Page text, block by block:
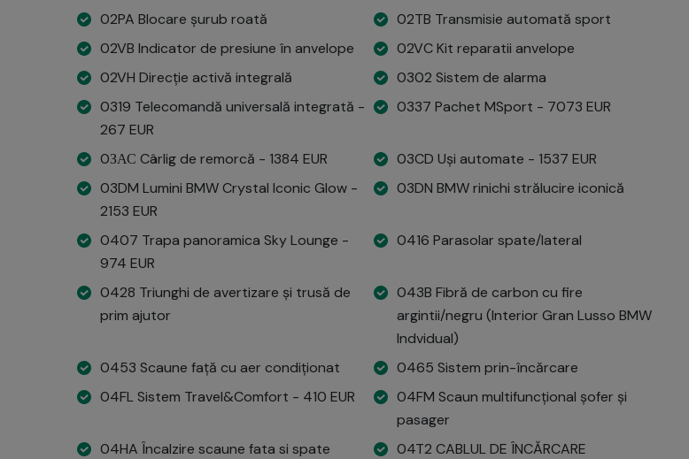
02PA Blocare șurub roată
02TB Transmisie automată sport
02VB Indicator de presiune în anvelope
02VC Kit reparatii anvelope
02VH Direcție activă integrală
0302 Sistem de alarma
0319 Telecomandă universală integrată -
267 EUR
0337 Pachet MSport - 7073 EUR
0ЗАС Cârlig de remorcă - 1384 EUR
03CD Uși automate - 1537 EUR
03DM Lumini BMW Crystal Iconic Glow -
2153 EUR
03DN BMW rinichi strălucire iconică
0407 Trapa panoramica Sky Lounge -
974 EUR
0416 Parasolar spate/lateral
0428 Triunghi de avertizare și trusă de
prim ajutor
043B Fibră de carbon cu fire
argintii/negru (Interior Gran Lusso BMW
Indvidual)
0453 Scaune față cu aer condiționat
0465 Sistem prin-încărcare
04FL Sistem Travel&Comfort - 410 EUR
04FM Scaun multifuncțional șofer și
pasager
04HA Încalzire scaune fata si spate
04T2 CABLUL DE ÎNCĂRCARE